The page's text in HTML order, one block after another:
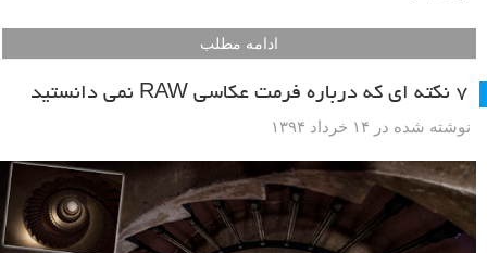
ادامه مطلب
۷ نکته ای که درباره فرمت عکاسی RAW نمی دانستید
نوشته شده در ۱۴ خرداد ۱۳۹۴